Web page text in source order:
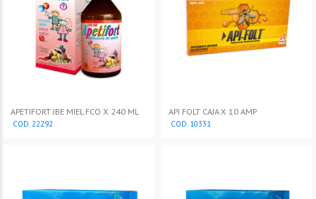
APETIFORT JBE MIEL FCO X 240 ML
COD. 22292
API FOLT CAJA X 10 AMP
COD. 10331